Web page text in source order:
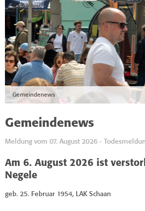
Gemeindenews
Gemeindenews
Meldung vom 07. August 2026 -
Am 6. August 2026 ist
Negele
geb. 25. Februar 1954, LAK Schaan